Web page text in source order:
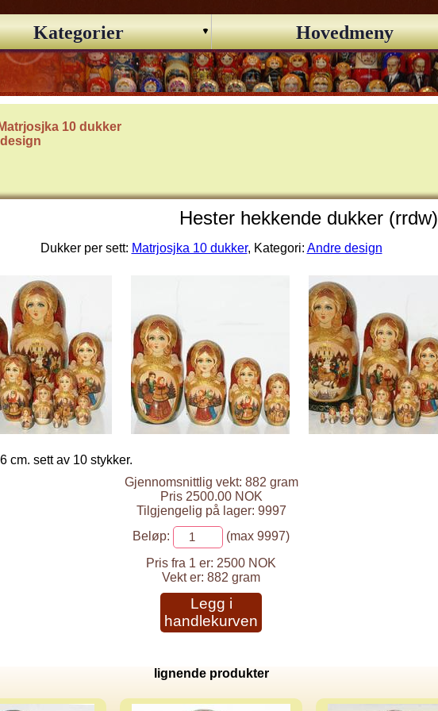
Kategorier Hovedmeny
Matrjosjka 10 dukker
Hester hekkende dukker (rrdw)
Dukker per sett: Matrjosjka 10 dukker, Kategori: Andre design
cm. sett av 10 stykker.
Gjennomsnittlig vekt: 882 gram
Pris 2500.00 NOK
Tilgjengelig på lager: 9997
Beløp:
(max 9997)
Pris fra 1 er: 2500 NOK
Vekt er: 882 gram
Legg i
handlekurven
lignende produkter